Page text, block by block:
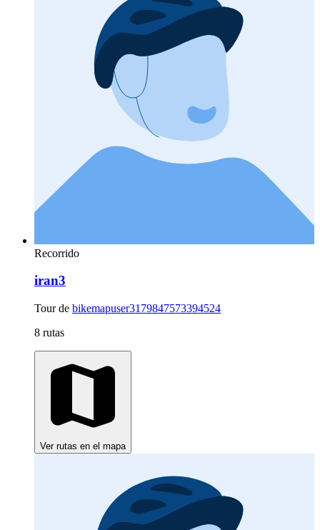
Recorrido
iran3
Tour de bikemapuser3179847573394524
8 rutas
Ver rutas en el mapa